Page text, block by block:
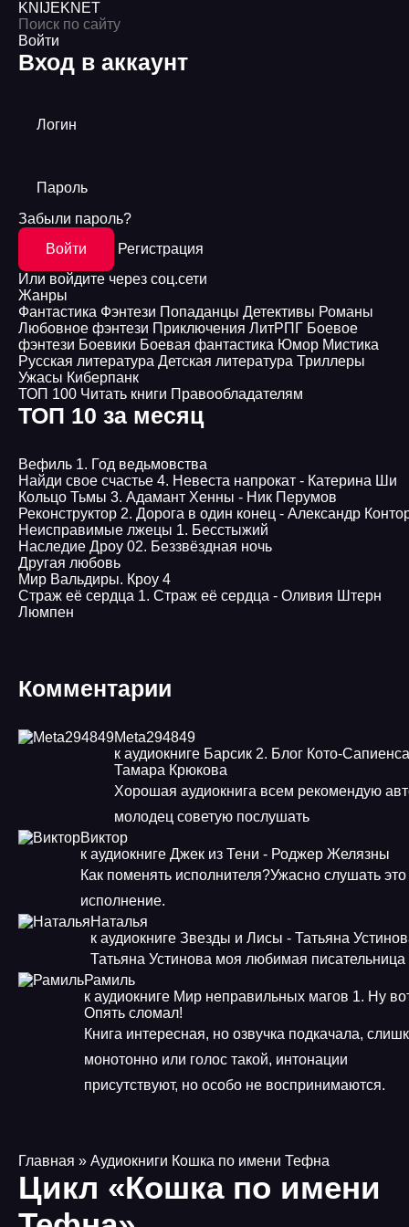
KNIJEKNET
Войти
Вход в аккаунт
Логин
Пароль
Забыли пароль?
Войти
Регистрация
Или войдите через соц.сети
Жанры
Фантастика Фэнтези Попаданцы Детективы Романы
Любовное фэнтези Приключения ЛитРПГ Боевое
фэнтези Боевики Боевая фантастика Юмор Мистика
Русская литература Детская литература Триллеры
Ужасы Киберпанк
ТОП 100 Читать книги Правообладателям
ТОП 10 за месяц
Вефиль 1. Год ведьмовства
Найди свое счастье 4. Невеста напрокат - Катерина Ши
Кольцо Тьмы 3. Адамант Хенны - Ник Перумов
Реконструктор 2. Дорога в один конец - Александр
Неисправимые лжецы 1. Бесстыжий
Наследие Дроу 02. Беззвёздная ночь
Другая любовь
Мир Вальдиры. Кроу 4
Страж её сердца 1. Страж её сердца - Оливия Штерн
Люмпен
Комментарии
Meta294849
к аудиокниге Барсик 2. Блог Кото-
Тамара Крюкова
Хорошая аудиокнига всем рекомендую
молодец советую послушать
Виктор
к аудиокниге Джек из Тени - Роджер Желязны
Как поменять исполнителя?Ужасно слушать это
исполнение.
Наталья
к аудиокниге Звезды и Лисы - Татьяна
Татьяна Устинова моя любимая писательница
Рамиль
к аудиокниге Мир неправильных магов 1. Ну
Опять сломал!
Книга интересная, но озвучка подкачала,
монотонно или голос такой, интонации
присутствуют, но особо не воспринимаются.
Главная » Аудиокниги Кошка по имени Тефна
Цикл «Кошка по имени